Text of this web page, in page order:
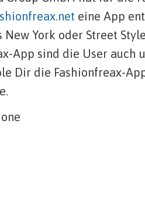
eine App
New York oder Street
App sind die User auch
Dir die Fashionfreax-